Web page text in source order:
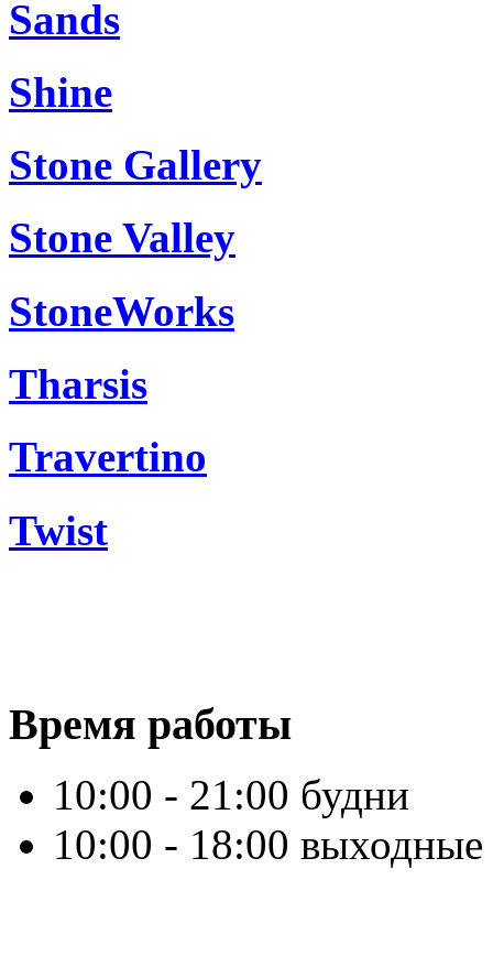
Sands
Shine
Stone Gallery
Stone Valley
StoneWorks
Tharsis
Travertino
Twist
Время работы
10:00 - 21:00 будни
10:00 - 18:00 выходные